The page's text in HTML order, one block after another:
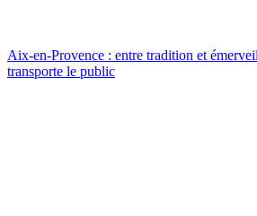
Aix-en-Provence : entre tradition et
transporte le public